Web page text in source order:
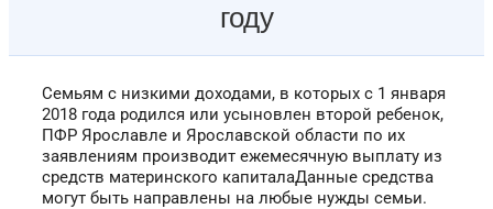
году
Семьям с низкими доходами, в которых с 1 января
2018 года родился или усыновлен второй ребенок,
ПФР Ярославле и Ярославской области по их
заявлениям производит ежемесячную выплату из
средств материнского капиталаДанные средства
могут быть направлены на любые нужды семьи.